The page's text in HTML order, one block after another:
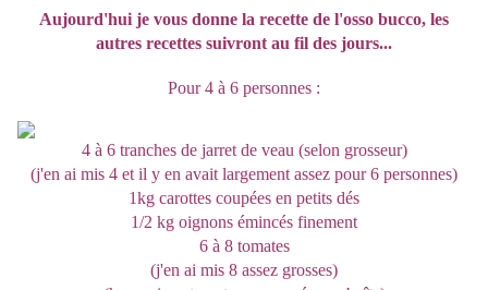
Aujourd'hui je vous donne la recette de l'osso bucco, les
autres recettes suivront au fil des jours...
Pour 4 à 6 personnes :
4 à 6 tranches de jarret de veau (selon grosseur)
(j'en ai mis 4 et il y en avait largement assez pour 6 personnes)
1kg carottes coupées en petits dés
1/2 kg oignons émincés finement
6 à 8 tomates
(j'en ai mis 8 assez grosses)